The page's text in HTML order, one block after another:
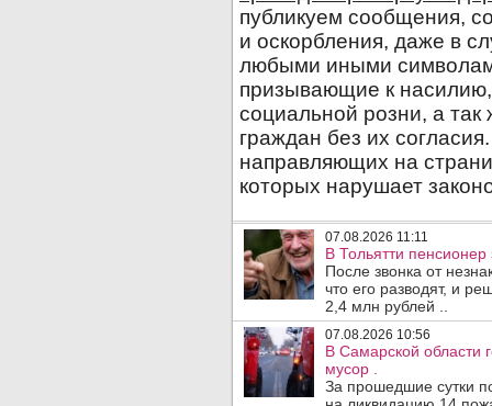
07.08.2026 11:11
В Тольятти
После звонка от
что его разводят, и
2,4 млн рублей ..
07.08.2026 10:56
В Самарской области
мусор .
За прошедшие сутки